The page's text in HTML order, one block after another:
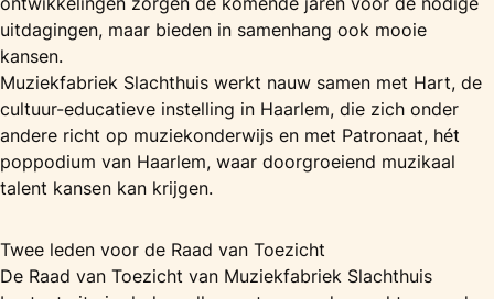
uitdagingen, maar bieden in samenhang ook mooie
kansen.
Muziekfabriek Slachthuis werkt nauw samen met Hart, de
cultuur-educatieve instelling in Haarlem, die zich onder
andere richt op muziekonderwijs en met Patronaat, hét
poppodium van Haarlem, waar doorgroeiend muzikaal
talent kansen kan krijgen.
Twee leden voor de Raad van Toezicht
De Raad van Toezicht van Muziekfabriek Slachthuis